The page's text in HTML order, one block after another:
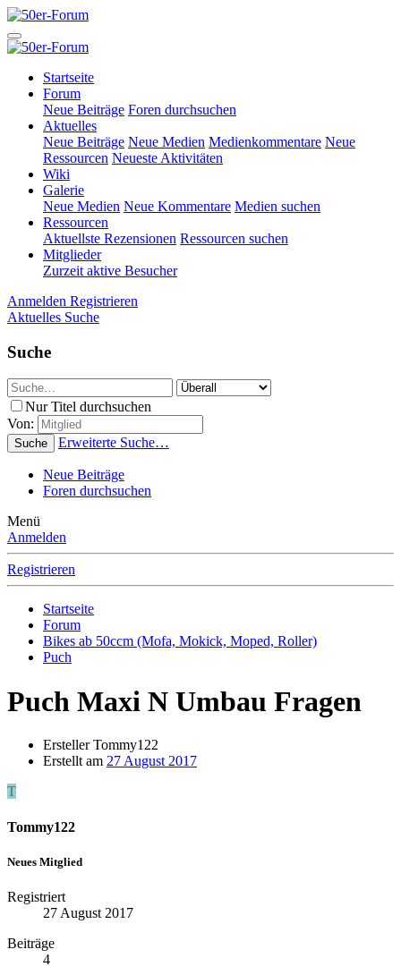
Startseite
Forum
Neue Beiträge Foren durchsuchen
Aktuelles
Neue Beiträge Neue Medien Medienkommentare Neue
Ressourcen Neueste Aktivitäten
Wiki
Galerie
Neue Medien Neue Kommentare Medien suchen
Ressourcen
Aktuellste Rezensionen Ressourcen suchen
Mitglieder
Zurzeit aktive Besucher
Anmelden Registrieren
Aktuelles Suche
Suche
Nur Titel durchsuchen
Von:
Suche Erweiterte Suche…
Neue Beiträge
Foren durchsuchen
Menü
Anmelden
Registrieren
Startseite
Forum
Bikes ab 50ccm (Mofa, Mokick, Moped, Roller)
Puch
Puch Maxi N Umbau Fragen
ErstellerTommy122
Erstellt am 27 August 2017
T
Tommy122
Neues Mitglied
Registriert
27 August 2017
Beiträge
4